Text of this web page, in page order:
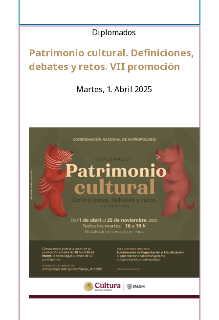
Martes, 1. Abril 2025
Patrimonio cultural. Definiciones,
debates y retos. VII promoción
Diplomados